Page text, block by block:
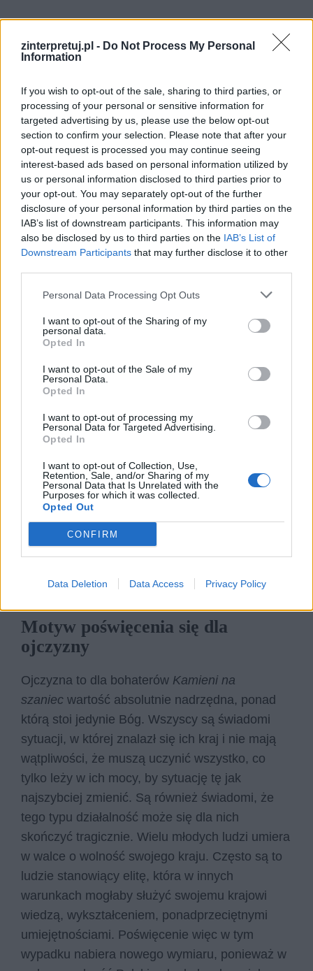
zinterpretuj.pl - Do Not Process My Personal
Information
If you wish to opt-out of the sale, sharing to third parties, or
processing of your personal or sensitive information for
targeted advertising by us, please use the below opt-out
section to confirm your selection. Please note that after your
opt-out request is processed you may continue seeing
interest-based ads based on personal information utilized by
us or personal information disclosed to third parties prior to
your opt-out. You may separately opt-out of the further
disclosure of your personal information by third parties on the
IAB’s list of downstream participants. This information may
also be disclosed by us to third parties on the IAB’s List of
Downstream Participants that may further disclose it to other
Personal Data Processing Opt Outs
I want to opt-out of the Sharing of my
personal data.
Opted In
I want to opt-out of the Sale of my
Personal Data.
Opted In
I want to opt-out of processing my
Personal Data for Targeted Advertising.
Opted In
I want to opt-out of Collection, Use,
Retention, Sale, and/or Sharing of my
Personal Data that Is Unrelated with the
Purposes for which it was collected.
Opted Out
CONFIRM
Data Deletion Data Access Privacy Policy
Mogłoby się wydawać, że wojna i okupacja to
nie jest zbyt dobry moment dla wyższych i
okazuje się, że miłość nie pyta nikogo o dobry
moment, kiedy chce wejść w jego życie.
Kamieniach na szaniecprzykładem takiej
sytuacji jest związek Alka i jego narzeczonej,
młodzieńczej żarliwości i romantyzmu, choć
wyczuwa się, że prowadzony jest w cieniu
ciągłego okupacyjnego niebezpieczeństwa. Ich
uczucie okazuje się jednak bardzo trwałe,
ponieważ Basia jest zAlkiemaż do jego śmierci,
ukochanego na krok.
Motyw poświęcenia się dla
ojczyzny
Ojczyzna to dla bohaterów Kamieni na
szaniec wartość absolutnie nadrzędna, ponad
którą stoi jedynie Bóg. Wszyscy są świadomi
sytuacji, w której znalazł się ich kraj i nie mają
wątpliwości, że muszą uczynić wszystko, co
tylko leży w ich mocy, by sytuację tę jak
najszybciej zmienić. Są również świadomi, że
tego typu działalność może się dla nich
skończyć tragicznie. Wielu młodych ludzi umiera
w walce o wolność swojego kraju. Często są to
ludzie stanowiący elitę, która w innych
warunkach mogłaby służyć swojemu krajowi
wiedzą, wykształceniem, ponadprzeciętnymi
umiejętnościami. Poświęcenie więc w tym
wypadku nabiera nowego wymiaru, ponieważ w